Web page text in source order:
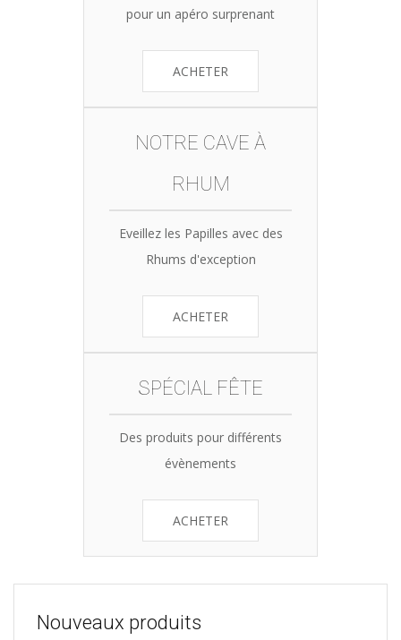
pour un apéro surprenant
ACHETER
NOTRE CAVE À
RHUM
Eveillez les Papilles avec des
Rhums d'exception
ACHETER
SPÉCIAL FÊTE
Des produits pour différents
évènements
ACHETER
Nouveaux produits